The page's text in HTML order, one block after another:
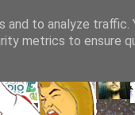
to analyze traffic.
metrics to ensure